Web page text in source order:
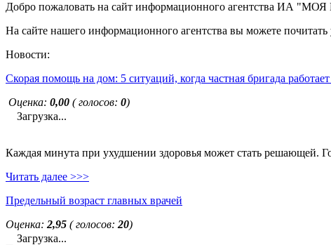
Добро пожаловать на сайт информационного агентства ИА
На сайте нашего информационного агентства вы можете
Новости:
Скорая помощь на дом: 5 ситуаций, когда частная бригада
Оценка: 0,00 ( голосов: 0)
Загрузка...
Каждая минута при ухудшении здоровья может стать решающей.
Читать далее >>>
Предельный возраст главных врачей
Оценка: 2,95 ( голосов: 20)
Загрузка...